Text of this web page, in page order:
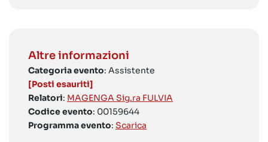
Altre informazioni
Categoria evento: Assistente
[Posti esauriti]
Relatori: MAGENGA Sig.ra FULVIA
Codice evento: 00159644
Programma evento: Scarica